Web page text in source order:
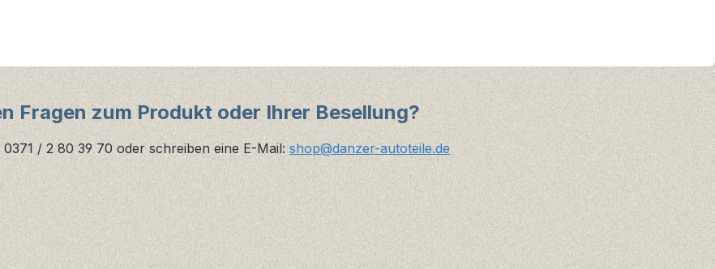
Fragen zum Produkt oder Ihrer Besellung?
/ 2 80 39 70 oder schreiben eine E-Mail: shop@danzer-autoteile.de